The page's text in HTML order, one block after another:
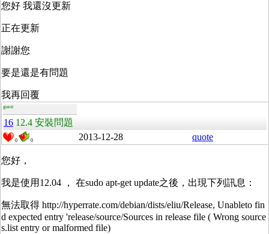
您好 我還沒更新
正在更新
謝謝您
要是還是有問題
我再回覆
guest
16 12.4 安裝問題
0 0 2013-12-28 quote
您好，
我是使用12.04 ， 在sudo apt-get update之後，出現下列訊息：
無法取得 http://hyperrate.com/debian/dists/eliu/Release, Unableto fin
d expected entry 'release/source/Sources in release file ( Wrong source
s.list entry or malformed file)